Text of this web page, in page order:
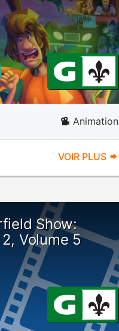
Animation
VOIR PLUS
Show:
Volume 5